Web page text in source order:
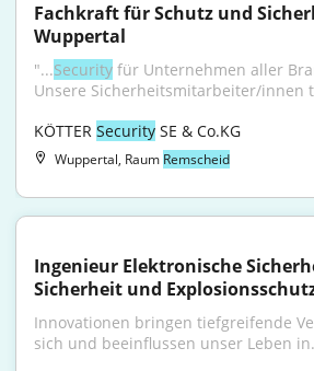
Fachkraft für Schutz und
Wuppertal
"...Security für Unternehmen aller
Unsere Sicherheitsmitarbeiter/innen
KÖTTER Security SE & Co.KG
Wuppertal, Raum Remscheid
Ingenieur Elektronische
Sicherheit und
Innovationen bringen tiefgreifende
sich und beeinflussen unser Leben